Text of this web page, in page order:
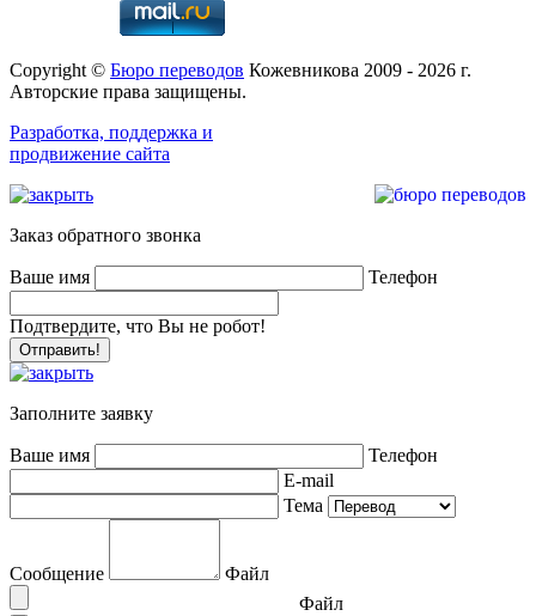
Copyright © Бюро переводов Кожевникова 2009 - 2026 г.
Авторские права защищены.
Разработка, поддержка и
продвижение сайта
Заказ обратного звонка
Ваше имя Телефон
Подтвердите, что Вы не робот!
Заполните заявку
Ваше имя
Телефон
E-mail
Тема
Сообщение
Файл
Файл